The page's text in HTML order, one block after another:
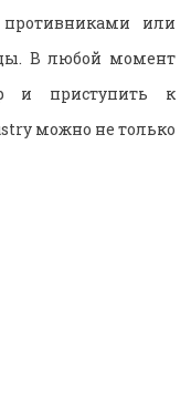
противниками или
В любой момент
и приступить к
можно не только